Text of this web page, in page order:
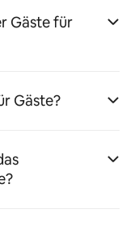
Gäste für
Gäste?